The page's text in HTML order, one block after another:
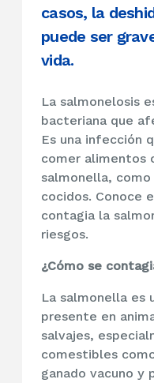
casos, la
puede ser
vida.
La salmonelosis
bacteriana que
Es una infección
comer alimentos
salmonella,
cocidos. Conoce
contagia la
riesgos.
¿Cómo se
La salmonella es
presente en
salvajes,
comestibles
ganado vacuno y